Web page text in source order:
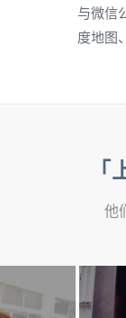
与微信
度地图
他